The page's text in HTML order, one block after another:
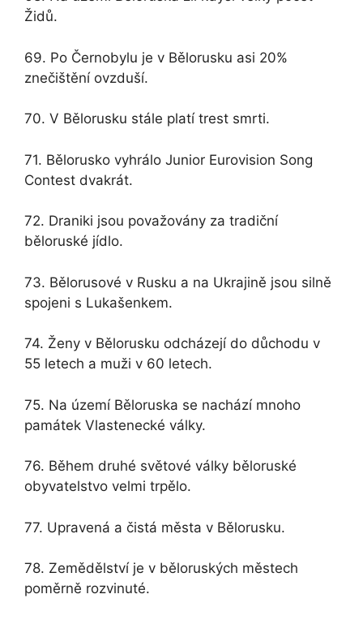
Židů.
69. Po Černobylu je v Bělorusku asi 20%
znečištění ovzduší.
70. V Bělorusku stále platí trest smrti.
71. Bělorusko vyhrálo Junior Eurovision Song
Contest dvakrát.
72. Draniki jsou považovány za tradiční
běloruské jídlo.
73. Bělorusové v Rusku a na Ukrajině jsou silně
spojeni s Lukašenkem.
74. Ženy v Bělorusku odcházejí do důchodu v
55 letech a muži v 60 letech.
75. Na území Běloruska se nachází mnoho
památek Vlastenecké války.
76. Během druhé světové války běloruské
obyvatelstvo velmi trpělo.
77. Upravená a čistá města v Bělorusku.
78. Zemědělství je v běloruských městech
poměrně rozvinuté.